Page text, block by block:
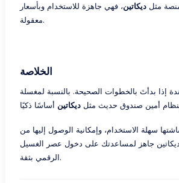
مثل ديكاتين، فهي جاهزة للاستخدام وبأسعار
معقولة.
الخلاصة
إذا بدأتَ بالخطوات الصحيحة. بالنسبة لمغسلة
بنظام أمين صندوق حديث مثل ديكاتين
سهلة الاستخدام، وإمكانية الوصول إليها من
جاهز لمساعدتك على دخول عصر الغسيل
الرقمي بثقة.